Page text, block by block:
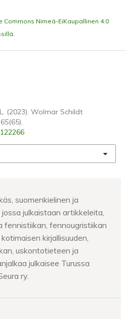
Commons Nimeä-EiKaupallinen 4.0
.
(2023). Wolmar Schildt
65(65).
suomenkielinen ja
julkaistaan artikkeleita,
fennistiikan, fennougristiikan
kirjallisuuden,
uskontotieteen ja
julkaisee Turussa
ry.